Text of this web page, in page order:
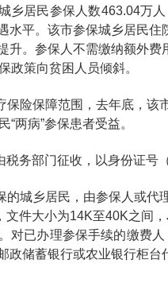
乡居民参保人数463.04万
水平。该市参保城乡居民
升。参保人不需缴纳额外
政策向贫困人员倾斜。
保险保障范围，去年底，
两病”参保患者受益。
税务部门征收，以身份证号
的城乡居民，由参保人或
文件大小为14K至40K之间
对已办理参保手续的缴费
政储蓄银行或农业银行柜